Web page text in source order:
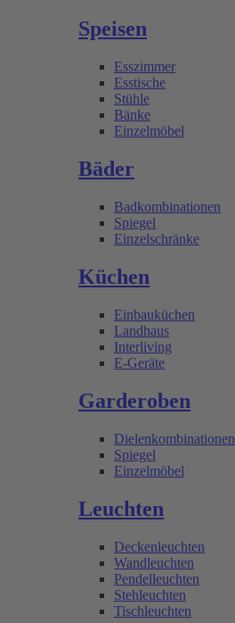
Speisen
Esszimmer
Esstische
Stühle
Bänke
Einzelmöbel
Bäder
Badkombinationen
Spiegel
Einzelschränke
Küchen
Einbauküchen
Landhaus
Interliving
E-Geräte
Garderoben
Dielenkombinationen
Spiegel
Einzelmöbel
Leuchten
Deckenleuchten
Wandleuchten
Pendelleuchten
Stehleuchten
Tischleuchten